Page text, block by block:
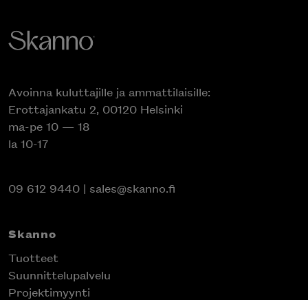
Avoinna kuluttajille ja ammattilaisille:
Erottajankatu 2, 00120 Helsinki
ma-pe 10 — 18
la 10-17
09 612 9440 | sales@skanno.fi
Skanno
Tuotteet
Suunnittelupalvelu
Projektimyynti